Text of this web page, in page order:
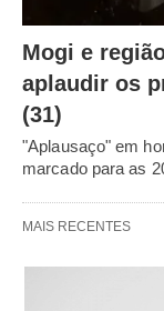
Mogi e
aplaudir os
(31)
"Aplausaço" em
marcado para as
MAIS RECENTES